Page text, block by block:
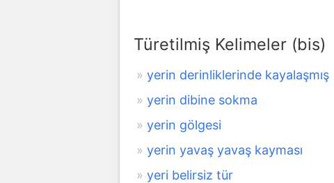
Türetilmiş Kelimeler (bis)
yerin derinliklerinde kayalaşmış
yerin dibine sokma
yerin gölgesi
yerin yavaş yavaş kayması
yeri belirsiz tür